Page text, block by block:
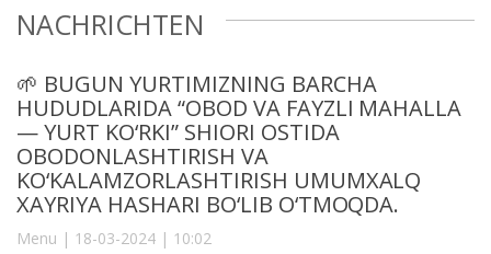
NACHRICHTEN
🌱 BUGUN YURTIMIZNING BARCHA
HUDUDLARIDA “OBOD VA FAYZLI MAHALLA
— YURT KO‘RKI” SHIORI OSTIDA
OBODONLASHTIRISH VA
KO‘KALAMZORLASHTIRISH UMUMXALQ
XAYRIYA HASHARI BO‘LIB O‘TMOQDA.
Menu | 18-03-2024 | 10:02